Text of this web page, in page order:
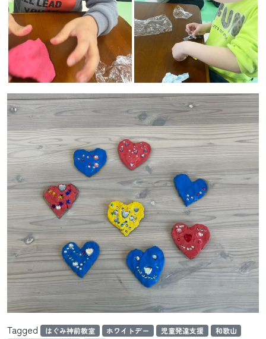
Tagged はぐみ神前教室 ホワイトデー 児童発達支援
和歌山